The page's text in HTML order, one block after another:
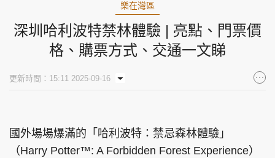
玄學靈異 東周專欄
東周刊 cazbuyer 東Touch
樂在灣區
深圳哈利波特禁林體驗 | 亮點、門票價
格、購票方式、交通一文睇
更新時間：15:11 2025-09-16
國外場場爆滿的「哈利波特：禁忌森林體驗」
（Harry Potter™: A Forbidden Forest Experience）